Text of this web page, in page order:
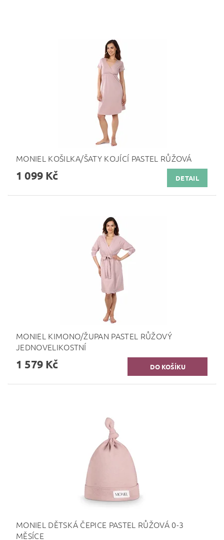
MONIEL KOŠILKA/ŠATY KOJÍCÍ PASTEL RŮŽOVÁ
1 099 Kč DETAIL
MONIEL KIMONO/ŽUPAN PASTEL RŮŽOVÝ
JEDNOVELIKOSTNÍ
1 579 Kč
MONIEL DĚTSKÁ ČEPICE PASTEL RŮŽOVÁ 0-3
MĚSÍCE